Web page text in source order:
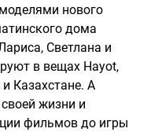
нового
дома
Светлана и
в вещах Hayot,
Казахстане. А
жизни и
фильмов до игры